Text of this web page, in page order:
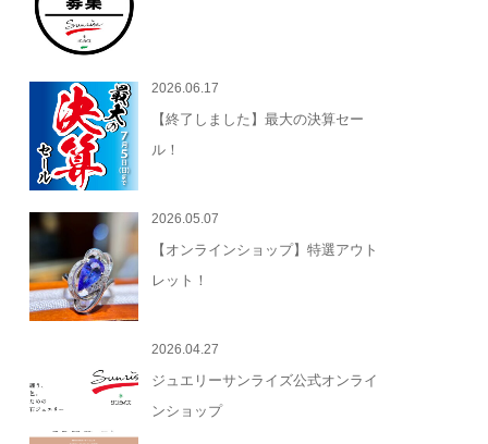
2026.06.17
【終了しました】最大の決算セー
ル！
2026.05.07
【オンラインショップ】特選アウト
レット！
2026.04.27
ジュエリーサンライズ公式オンライ
ンショップ